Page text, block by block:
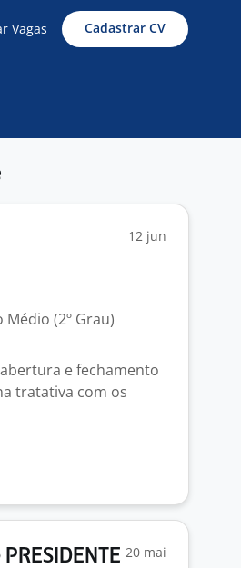
Vagas Cadastrar CV
12 jun
Médio (2º Grau)
e fechamento
tratativa com os
20 mai